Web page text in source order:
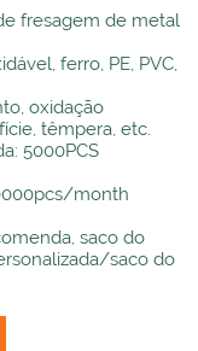
fresagem de metal
ferro, PE, PVC,
oxidação
têmpera, etc.
5000PCS
month
saco do
saco do